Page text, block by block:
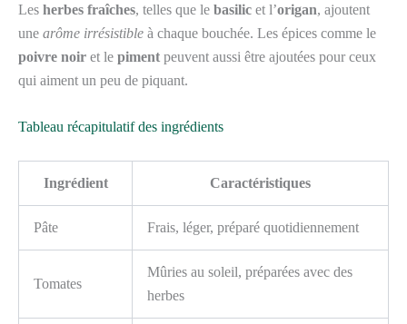
Les herbes fraîches, telles que le basilic et l’origan, ajoutent
une arôme irrésistible à chaque bouchée. Les épices comme le
poivre noir et le piment peuvent aussi être ajoutées pour ceux
qui aiment un peu de piquant.
Tableau récapitulatif des ingrédients
Ingrédient Caractéristiques
Pâte Frais, léger, préparé quotidiennement
Tomates
Mûries au soleil, préparées avec des
herbes